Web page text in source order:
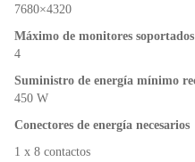
7680×4320
Máximo de monitores soportados
4
Suministro de energía mínimo
450 W
Conectores de energía necesarios
1 x 8 contactos